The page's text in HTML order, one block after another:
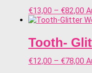
€13,00 – €82,00
Tooth-
€12,00 – €78,00